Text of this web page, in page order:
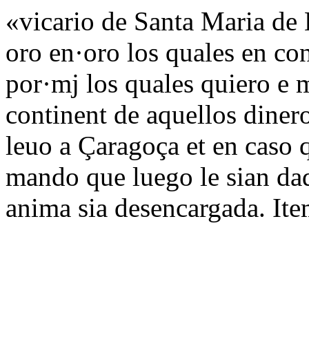
«vicario de Santa Maria
oro en·oro los quales en
por·mj los quales quiero e
continent de aquellos
leuo a Çaragoça et en caso
mando que luego le sian
anima sia desencargada.